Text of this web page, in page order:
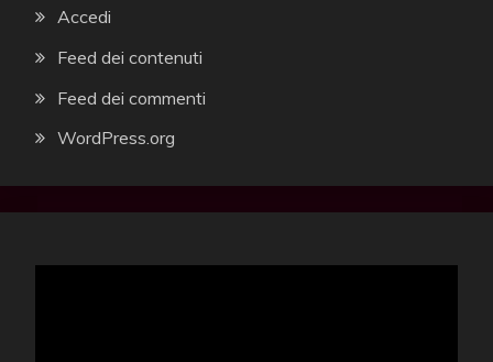
Accedi
Feed dei contenuti
Feed dei commenti
WordPress.org